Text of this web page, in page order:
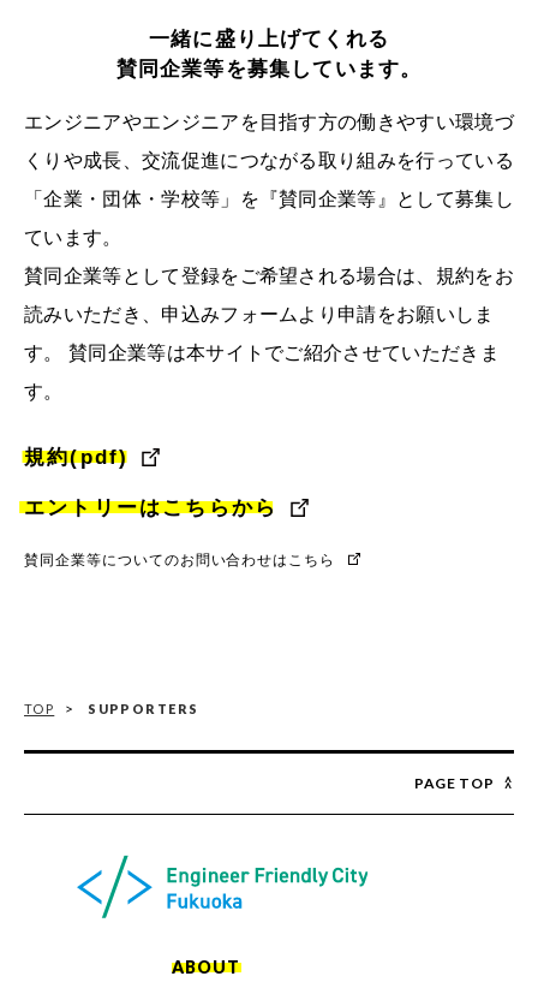
一緒に盛り上げてくれる
賛同企業等を募集しています。
エンジニアやエンジニアを目指す方の働きやすい環境づ
くりや成長、交流促進につながる取り組みを行っている
「企業・団体・学校等」を『賛同企業等』として募集し
ています。
賛同企業等として登録をご希望される場合は、規約をお
読みいただき、 申込みフォームより申請をお願いしま
す。 賛同企業等は本サイトでご紹介させていただきま
す。
規約(pdf)
エントリーはこちらから
賛同企業等についてのお問い合わせはこちら
TOP SUPPORTERS
PAGE TOP
ABOUT